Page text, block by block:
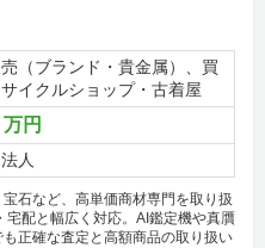
（ブランド・貴金属）、買
イクルショップ・古着屋
円
人
石など、高単価商材専門を取り扱
宅配と幅広く対応。AI鑑定機や真贋
正確な査定と高額商品の取り扱い